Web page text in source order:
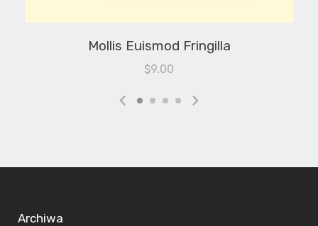
Mollis Euismod Fringilla
$9.00
Archiwa